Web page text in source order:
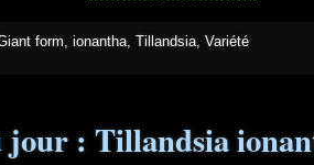
form, ionantha, Tillandsia, Variété
: Tillandsia